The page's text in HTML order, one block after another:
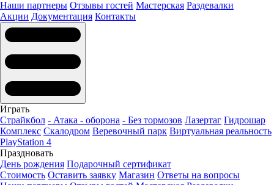
Наши партнеры Отзывы гостей Мастерская Раздевалки
Акции Документация Контакты
Играть
Страйкбол - Атака - оборона - Без тормозов Лазертаг Гидрошар
Комплекс Скалодром Веревочный парк Виртуальная реальность
PlayStation 4
Праздновать
День рождения Подарочный сертификат
Стоимость Оставить заявку Магазин Ответы на вопросы